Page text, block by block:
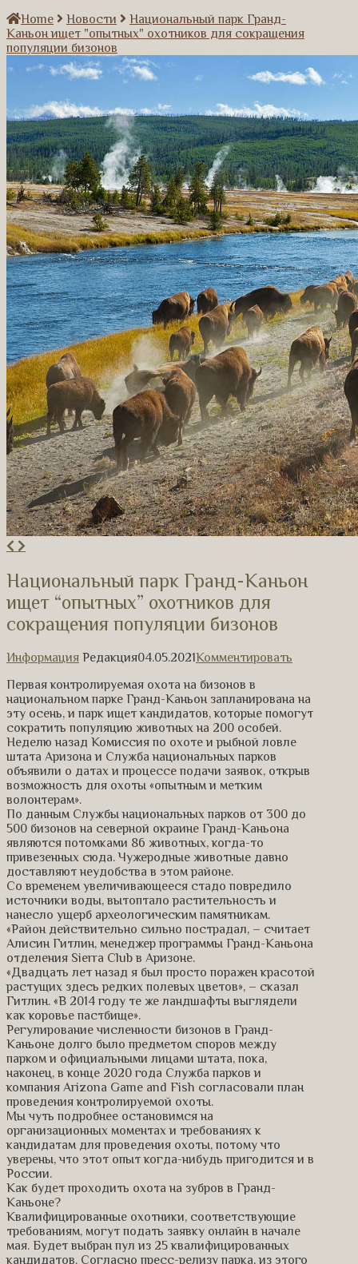
Home
Новости
Национальный парк Гранд-
Каньон ищет "опытных" охотников для сокращения
популяции бизонов
Национальный парк Гранд-Каньон
ищет “опытных” охотников для
сокращения популяции бизонов
Информация Редакция04.05.2021Комментировать
Первая контролируемая охота на бизонов в
национальном парке Гранд-Каньон запланирована на
эту осень, и парк ищет кандидатов, которые помогут
сократить популяцию животных на 200 особей.
Неделю назад Комиссия по охоте и рыбной ловле
штата Аризона и Служба национальных парков
объявили о датах и процессе подачи заявок, открыв
возможность для охоты «опытным и метким
волонтерам».
По данным Службы национальных парков от 300 до
500 бизонов на северной окраине Гранд-Каньона
являются потомками 86 животных, когда-то
привезенных сюда. Чужеродные животные давно
доставляют неудобства в этом районе.
Со временем увеличивающееся стадо повредило
источники воды, вытоптало растительность и
нанесло ущерб археологическим памятникам.
«Район действительно сильно пострадал, – считает
Алисин Гитлин, менеджер программы Гранд-Каньона
отделения Sierra Club в Аризоне.
«Двадцать лет назад я был просто поражен красотой
растущих здесь редких полевых цветов», – сказал
Гитлин. «В 2014 году те же ландшафты выглядели
как коровье пастбище».
Регулирование численности бизонов в Гранд-
Каньоне долго было предметом споров между
парком и официальными лицами штата, пока,
наконец, в конце 2020 года Служба парков и
компания Arizona Game and Fish согласовали план
проведения контролируемой охоты.
Мы чуть подробнее остановимся на
организационных моментах и требованиях к
кандидатам для проведения охоты, потому что
уверены, что этот опыт когда-нибудь пригодится и в
России.
Как будет проходить охота на зубров в Гранд-
Каньоне?
Квалифицированные охотники, соответствующие
требованиям, могут подать заявку онлайн в начале
мая. Будет выбран пул из 25 квалифицированных
кандидатов. Согласно пресс-релизу парка, из этого